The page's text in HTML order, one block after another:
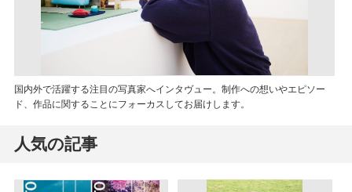
国内外で活躍する注目の写真家へインタヴュー。制作への想いやエピソー
ド、作品に関することにフォーカスしてお届けします。
人気の記事